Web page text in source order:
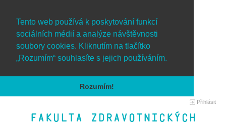
Tento web používá k poskytování funkcí
sociálních médií a analýze návštěvnosti
soubory cookies. Kliknutím na tlačítko
„Rozumím“ souhlasíte s jejich používáním.
Rozumím!
Přihlásit
Fakulta zdravotnických